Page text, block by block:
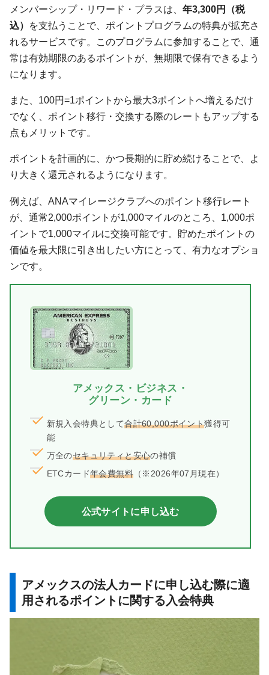
メンバーシップ・リワード・プラスは、 年3,300円（税
込）
を支払うことで、ポイントプログラムの特典が拡充さ
れるサービスです。このプログラムに参加することで、通
常は有効期限のあるポイントが、無期限で保有できるよう
になります。
また、100円=1ポイントから最大3ポイントへ増えるだけ
でなく、ポイント移行・交換する際のレートもアップする
点もメリットです。
ポイントを計画的に、かつ長期的に貯め続けることで、よ
り大きく還元されるようになります。
例えば、ANAマイレージクラブへのポイント移行レート
が、通常2,000ポイントが1,000マイルのところ、1,000ポ
イントで1,000マイルに交換可能です。貯めたポイントの
価値を最大限に引き出したい方にとって、有力なオプショ
ンです。
アメックス・ビジネス・
グリーン・カード
新規入会特典として合計60,000ポイント獲得可
能
万全のセキュリティと安心の補償
ETCカード年会費無料 （※2026年07月現在）
公式サイトに申し込む
アメックスの法人カードに申し込む際に適
用されるポイントに関する入会特典